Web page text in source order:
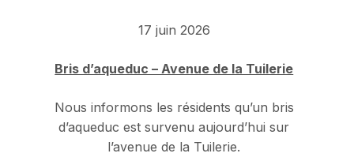
17 juin 2026
Bris d’aqueduc – Avenue de la Tuilerie
Nous informons les résidents qu’un bris
d’aqueduc est survenu aujourd’hui sur
l’avenue de la Tuilerie.